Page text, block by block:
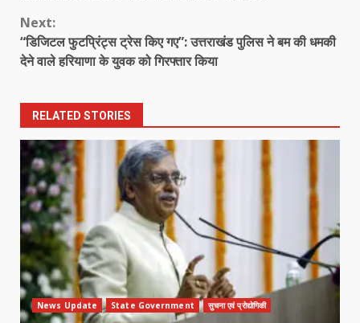
Reading
Next:
“डिजिटल फुटप्रिंट्स ट्रेस किए गए”: उत्तराखंड पुलिस ने बम की धमकी
देने वाले हरियाणा के युवक को गिरफ्तार किया
RELATED STORIES
News Update State Government सुचना एवं प्रोद्योगिकी